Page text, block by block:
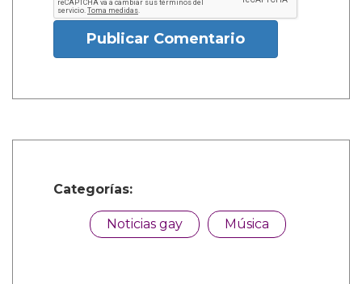
Publicar Comentario
Categorías:
Noticias gay Música